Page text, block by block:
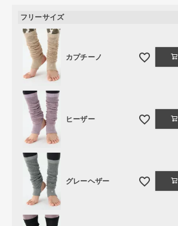
フリーサイズ
カプチーノ
ヒーザー
グレーヘザー